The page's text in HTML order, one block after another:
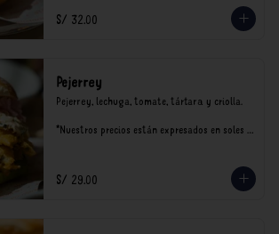
consumo.
S/ 32.00
Pejerrey
Pejerrey, lechuga, tomate, tártara y criolla.
*Nuestros precios están expresados en soles e
S/ 29.00